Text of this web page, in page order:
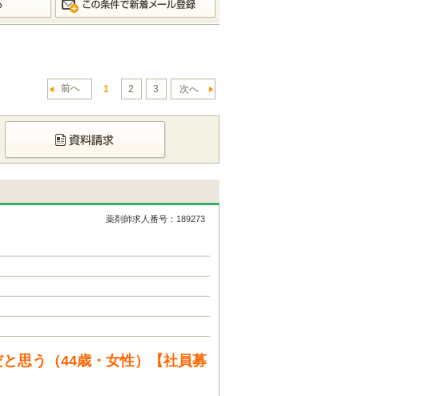
前へ 1 2 3 次へ
薬剤師求人番号：189273
思う（44歳・女性）【社員募